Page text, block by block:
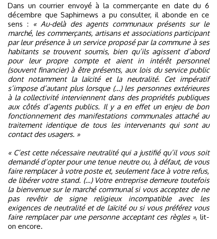
Dans un courrier envoyé à la commerçante en date du 6
décembre que Saphirnews a pu consulter, il abonde en ce
sens :
« Au-delà des agents communaux présents sur le
marché, les commerçants, artisans et associations participant
par leur présence à un service proposé par la commune à ses
habitants se trouvent soumis, bien qu’ils agissent d’abord
pour leur propre compte et aient in intérêt personnel
(souvent financier) à être présents, aux lois du service public
dont notamment la laïcité et la neutralité. Cet impératif
s’impose d’autant plus lorsque (…) les personnes extérieures
à la collectivité interviennent dans des propriétés publiques
aux côtés d’agents publics. Il y a en effet un enjeu de bon
fonctionnement des manifestations communales attaché au
traitement identique de tous les intervenants qui sont au
contact des usagers. »
« C’est cette nécessaire neutralité qui a justifié qu’il vous soit
demandé d’opter pour une tenue neutre ou, à défaut, de vous
faire remplacer à votre poste et, seulement face à votre refus,
de libérer votre stand. (…) Votre entreprise demeure toutefois
la bienvenue sur le marché communal si vous acceptez de ne
pas revêtir de signe religieux incompatible avec les
exigences de neutralité et de laïcité ou si vous préférez vous
faire remplacer par une personne acceptant ces règles », lit-
on encore.